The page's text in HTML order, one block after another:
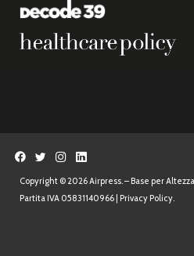
Copyright © 2026 Airpress. – Base per
Partita IVA 05831140966 | Privacy Policy.